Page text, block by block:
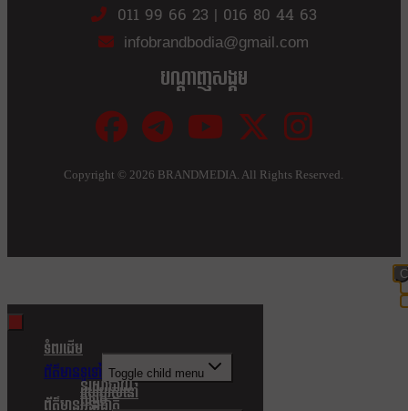
011 99 66 23 | 016 80 44 63
infobrandbodia@gmail.com
បណ្ដាញសង្គម
Copyright ©2026 BRANDMEDIA. All Rights Reserved.
ទំពរដើម
ព័ត៌មានទូទៅ Toggle child menu
នយោបាយ
របៀបរស់នៅ
សង្គម
ព័ត៌មានអន្តរជាតិ